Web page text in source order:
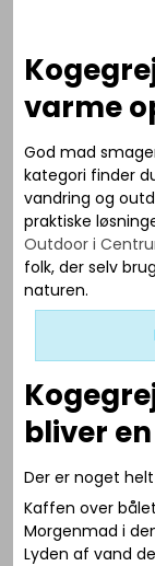
varme
God mad
kategori finder
vandring og
praktiske
Outdoor i
folk, der selv
naturen.
bliver
Der er noget
Kaffen over
Morgenmad i
Lyden af vand